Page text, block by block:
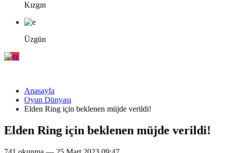
Kızgın
Üzgün
Anasayfa
Oyun Dünyası
Elden Ring için beklenen müjde verildi!
Elden Ring için beklenen müjde verildi!